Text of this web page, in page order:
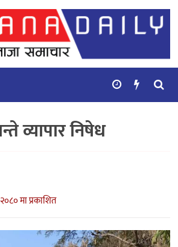
व्यापार निषेध
मा प्रकाशित